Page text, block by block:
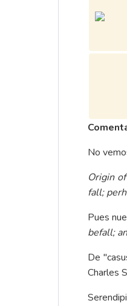
No
Origin
fall;
Pues
befall;
De
Charles